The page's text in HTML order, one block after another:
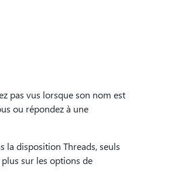
pas vus lorsque son nom est
ou répondez à une
la disposition Threads, seuls
sur les options de